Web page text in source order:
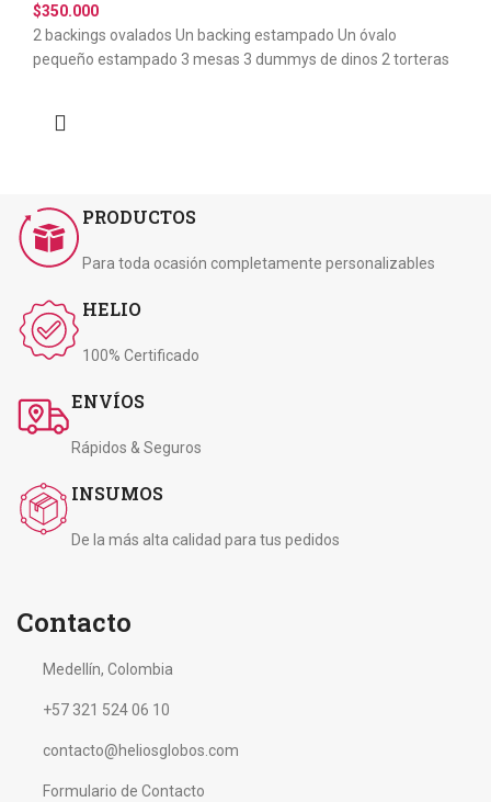
$350.000
2 backings ovalados Un backing estampado Un óvalo
pequeño estampado 3 mesas 3 dummys de dinos 2 torteras
PRODUCTOS
Para toda ocasión completamente personalizables
HELIO
100% Certificado
ENVÍOS
Rápidos & Seguros
INSUMOS
De la más alta calidad para tus pedidos
Contacto
Medellín, Colombia
+57 321 524 06 10
contacto@heliosglobos.com
Formulario de Contacto